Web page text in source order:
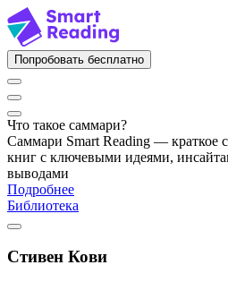
Попробовать бесплатно
Что такое саммари?
Саммари Smart Reading — краткое
книг с ключевыми идеями,
выводами
Подробнее
Библиотека
Стивен Кови